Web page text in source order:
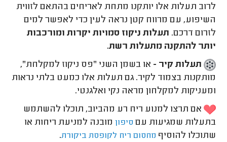
לרוב תעלות אלו יותקנו מתחת לאריחים בהתאם לזווית
השיפוע, עם מרווח קטן נראה לעין כדי לאפשר למים
לזרום דרכם. תעלות ניקוז סמויות יקרות ומורכבות
יותר להתקנה מתעלות רשת.
תעלות קיר - או בשמן השני "פס ניקוז למקלחת",
מותקנות בצמוד לקיר. גם תעלות אלו כמעט בלתי נראות
ומעניקות למקלחון מראה נקי ואלגנטי.
אם תרצו למנוע ריח רע מהביוב, תוכלו להשתמש
בתעלות שמגיעות עם סיפון מובנה למניעת ריחות או
שתוכלו להוסיף מחסום ריח לקופסת ביקורת.